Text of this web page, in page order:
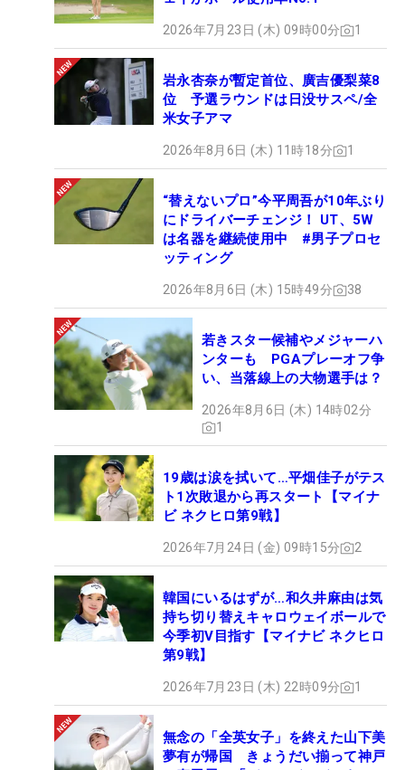
2026年7月23日 (木) 09時00分 1
岩永杏奈が暫定首位、廣吉優梨菜8
位 予選ラウンドは日没サスペ/全
米女子アマ
2026年8月6日 (木) 11時18分 1
“替えないプロ”今平周吾が10年ぶり
にドライバーチェンジ！ UT、5W
は名器を継続使用中 #男子プロセ
ッティング
2026年8月6日 (木) 15時49分 38
若きスター候補やメジャーハ
ンターも PGAプレーオフ争
い、当落線上の大物選手は？
2026年8月6日 (木) 14時02分
1
19歳は涙を拭いて…平畑佳子がテス
ト1次敗退から再スタート【マイナ
ビ ネクヒロ第9戦】
2026年7月24日 (金) 09時15分 2
韓国にいるはずが…和久井麻由は気
持ち切り替えキャロウェイボールで
今季初V目指す【マイナビ ネクヒロ
第9戦】
2026年7月23日 (木) 22時09分 1
無念の「全英女子」を終えた山下美
夢有が帰国 きょうだい揃って神戸